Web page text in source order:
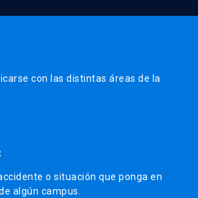
con las distintas áreas de la
o situación que ponga en
algún campus.